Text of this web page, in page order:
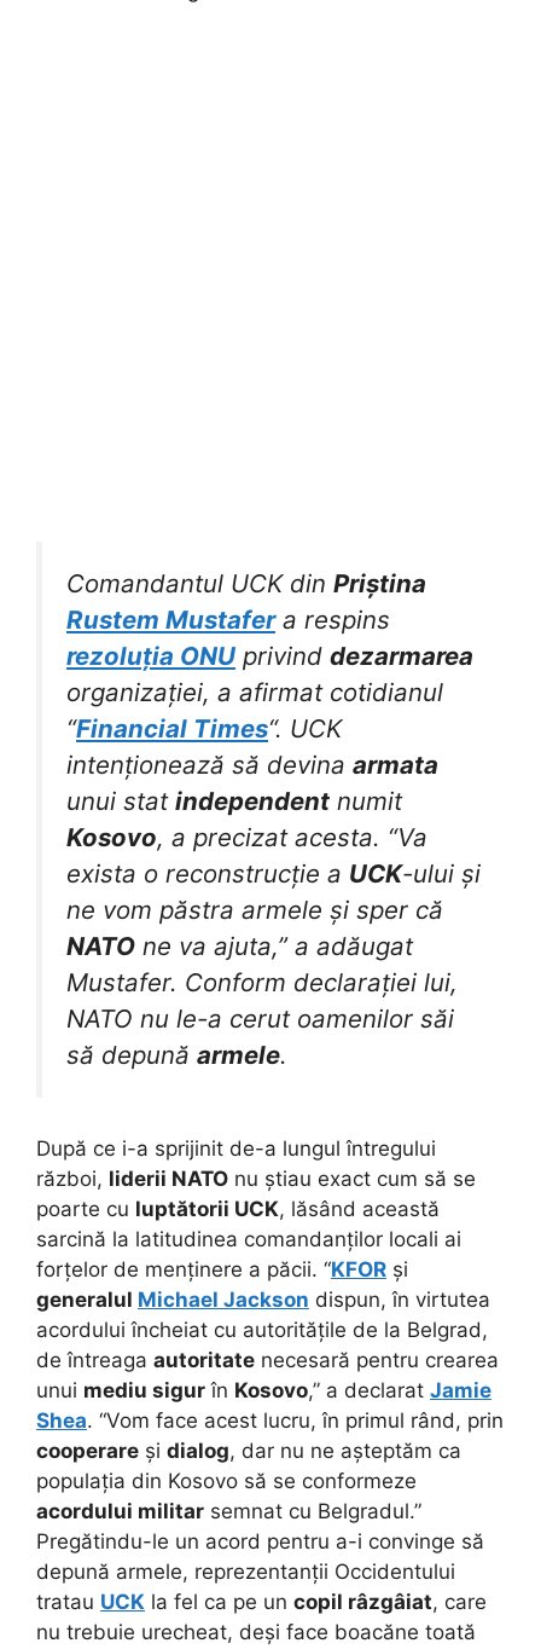
Comandantul UCK din Priștina
Rustem Mustafera respins
rezoluția ONU privind dezarmarea
organizației, a afirmat cotidianul
“Financial Times“. UCK
intenționează să devina armata
unui stat independent numit
Kosovo, a precizat acesta. “Va
exista o reconstrucție a UCK-ului și
ne vom păstra armele și sper că
NATO ne va ajuta,” a adăugat
Mustafer. Conform declarației lui,
NATO nu le-a cerut oamenilor săi
să depună armele.
După ce i-a sprijinit de-a lungul întregului
război, liderii NATO nu știau exact cum să se
poarte cu luptătorii UCK, lăsând această
sarcină la latitudinea comandanților locali ai
forțelor de menținere a păcii. “KFOR și
generalul Michael Jackson dispun, în virtutea
acordului încheiat cu autoritățile de la Belgrad,
de întreaga autoritate necesară pentru crearea
unui mediu sigur în Kosovo,” a declarat Jamie
Shea. “Vom face acest lucru, în primul rând, prin
cooperare și dialog, dar nu ne așteptăm ca
populația din Kosovo să se conformeze
acordului militar semnat cu Belgradul.”
Pregătindu-le un acord pentru a-i convinge să
depună armele, reprezentanții Occidentului
tratau UCK la fel ca pe un copil râzgâiat, care
nu trebuie urecheat, deși face boacăne toată